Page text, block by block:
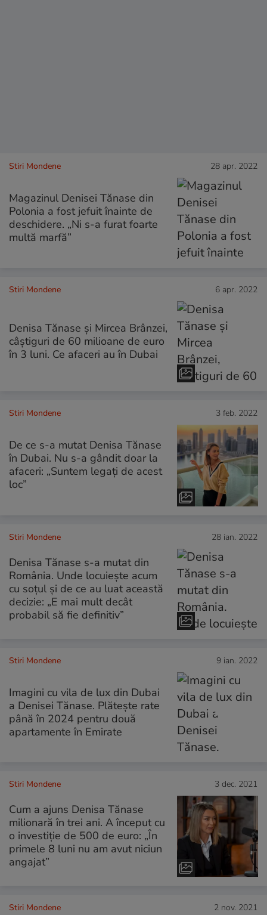
Stiri Mondene 28 apr. 2022
Magazinul Denisei Tănase din
Polonia a fost jefuit înainte de
deschidere. „Ni s-a furat foarte
multă marfă”
Stiri Mondene 6 apr. 2022
Denisa Tănase și Mircea Brânzei,
câștiguri de 60 milioane de euro
în 3 luni. Ce afaceri au în Dubai
Stiri Mondene 3 feb. 2022
De ce s-a mutat Denisa Tănase
în Dubai. Nu s-a gândit doar la
afaceri: „Suntem legați de acest
loc”
Stiri Mondene 28 ian. 2022
Denisa Tănase s-a mutat din
România. Unde locuiește acum
cu soțul și de ce au luat această
decizie: „E mai mult decât
probabil să fie definitiv”
Stiri Mondene 9 ian. 2022
Imagini cu vila de lux din Dubai
a Denisei Tănase. Plătește rate
până în 2024 pentru două
apartamente în Emirate
Stiri Mondene 3 dec. 2021
Cum a ajuns Denisa Tănase
milionară în trei ani. A început cu
o investiție de 500 de euro: „În
primele 8 luni nu am avut niciun
angajat”
Stiri Mondene 2 nov. 2021